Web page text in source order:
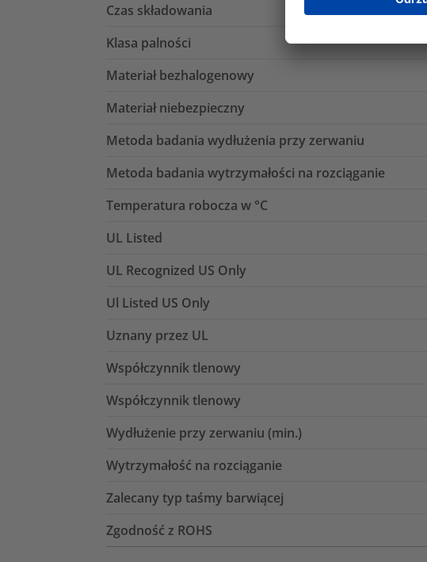
Czas składowania
Klasa palności
Materiał bezhalogenowy
Materiał niebezpieczny
Metoda badania wydłużenia przy zerwaniu
Metoda badania wytrzymałości na rozciąganie
Temperatura robocza w °C
UL Listed
UL Recognized US Only
Ul Listed US Only
Uznany przez UL
Współczynnik tlenowy
Współczynnik tlenowy
Wydłużenie przy zerwaniu (min.)
Wytrzymałość na rozciąganie
Zalecany typ taśmy barwiącej
Zgodność z ROHS